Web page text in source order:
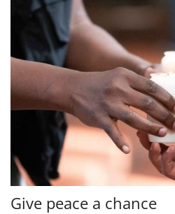
Give peace a chance